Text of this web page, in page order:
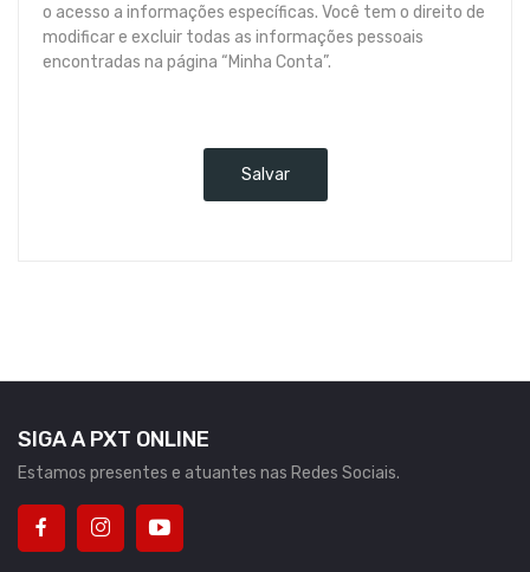
o acesso a informações específicas. Você tem o direito de
modificar e excluir todas as informações pessoais
encontradas na página “Minha Conta”.
Salvar
SIGA A PXT ONLINE
Estamos presentes e atuantes nas Redes Sociais.